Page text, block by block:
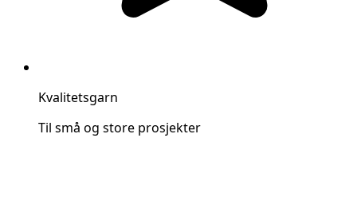
Kvalitetsgarn
Til små og store prosjekter